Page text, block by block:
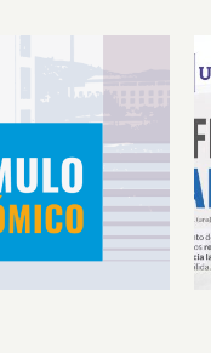
para
de Alto
IS2026